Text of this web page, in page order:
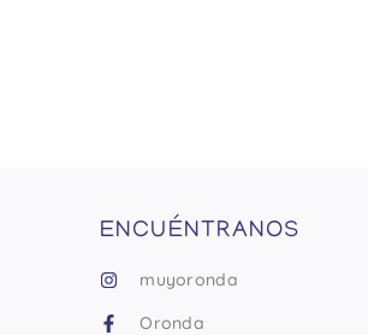
ENCUÉNTRANOS
muyoronda
Oronda